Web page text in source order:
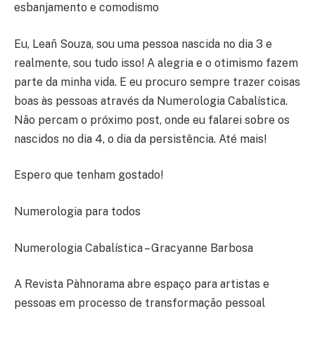
esbanjamento e comodismo
Eu, Leañ Souza, sou uma pessoa nascida no dia 3 e
realmente, sou tudo isso! A alegria e o otimismo fazem
parte da minha vida. E eu procuro sempre trazer coisas
boas às pessoas através da Numerologia Cabalística.
Não percam o próximo post, onde eu falarei sobre os
nascidos no dia 4, o dia da persistência. Até mais!
Espero que tenham gostado!
Numerologia para todos
Numerologia Cabalística – Gracyanne Barbosa
A Revista Pàhnorama abre espaço para artistas e
pessoas em processo de transformação pessoal